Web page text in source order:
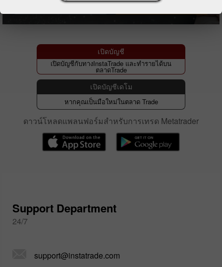
เปิดบัญชี
เปิดบัญชีกับทางInstaTrade และทำรายได้บน
ตลาดTrade
เปิดบัญชีเดโม
หากคุณเป็นมือใหม่ในตลาด Trade
ดาวน์โหลดแพลนฟอร์มสำหรับการเทรด Metatrader
Support Department
24/7
support@instatrade.com